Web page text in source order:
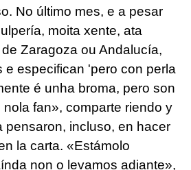
No último mes, e a pesar
moita xente, ata
Zaragoza ou Andalucía,
e especifican 'pero con perla
é unha broma, pero son
nola fan», comparte riendo y
pensaron, incluso, en hacer
la carta. «Estámolo
non o levamos adiante»,